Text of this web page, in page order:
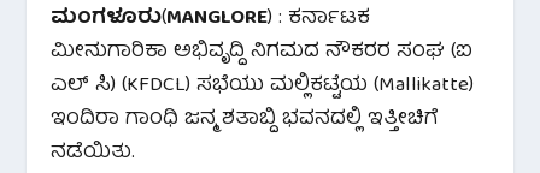
ಮಂಗಳೂರು(MANGLORE) : ಕರ್ನಾಟಕ
ಮೀನುಗಾರಿಕಾ ಅಭಿವೃದ್ದಿ ನಿಗಮದ ನೌಕರರ ಸಂಘ (ಐ
ಎಲ್ ಸಿ) (KFDCL) ಸಭೆಯು ಮಲ್ಲಿಕಟ್ಟೆಯ (Mallikatte)
ಇಂದಿರಾ ಗಾಂಧಿ ಜನ್ಮ ಶತಾಬ್ದಿ ಭವನದಲ್ಲಿ ಇತ್ತೀಚಿಗೆ
ನಡೆಯಿತು.